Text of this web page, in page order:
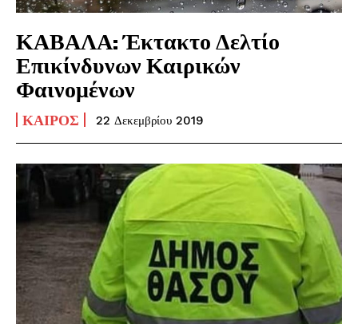
ΚΑΒΑΛΑ: Έκτακτο Δελτίο
Επικίνδυνων Καιρικών
Φαινομένων
ΚΑΙΡΌΣ 22 Δεκεμβρίου 2019